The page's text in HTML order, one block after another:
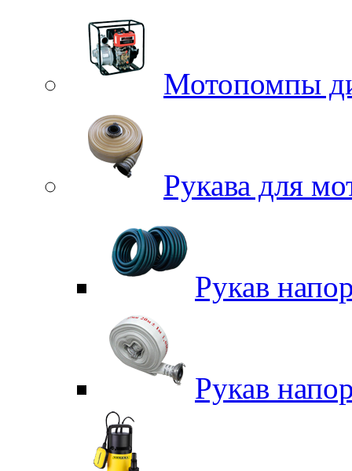
Мотопомпы
Рукава для
Рукав
Рукав